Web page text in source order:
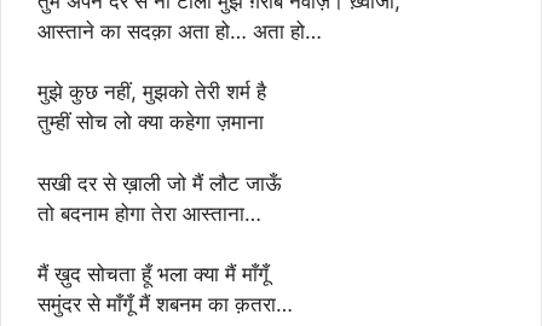
आस्ताने का सदक़ा अता हो… अता हो…
मुझे कुछ नहीं, मुझको तेरी शर्म है
तुम्हीं सोच लो क्या कहेगा ज़माना
सखी दर से ख़ाली जो मैं लौट जाऊँ
तो बदनाम होगा तेरा आस्ताना…
मैं ख़ुद सोचता हूँ भला क्या मैं माँगूँ
समुंदर से माँगूँ मैं शबनम का क़तरा…